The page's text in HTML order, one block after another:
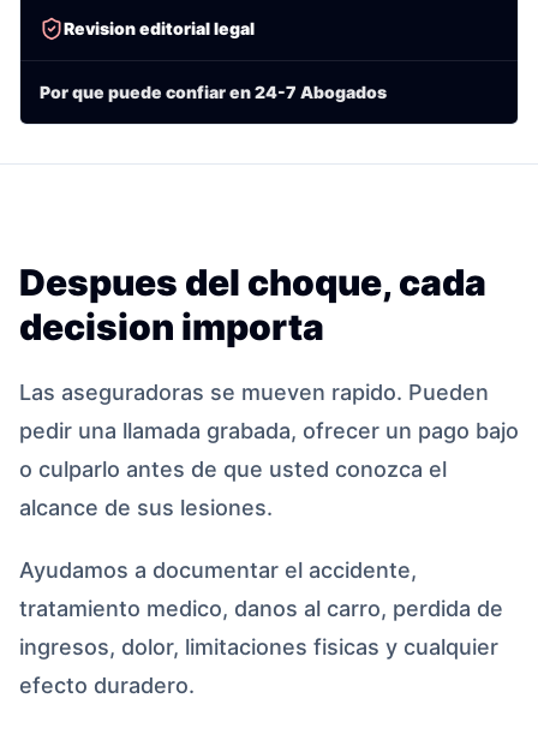
Revision editorial legal
Por que puede confiar en 24-7 Abogados
Despues del choque, cada
decision importa
Las aseguradoras se mueven rapido. Pueden
pedir una llamada grabada, ofrecer un pago bajo
o culparlo antes de que usted conozca el
alcance de sus lesiones.
Ayudamos a documentar el accidente,
tratamiento medico, danos al carro, perdida de
ingresos, dolor, limitaciones fisicas y cualquier
efecto duradero.